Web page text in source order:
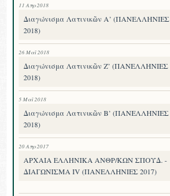
11 Απρ 2018
Διαγώνισμα Λατινικῶν Α’ (ΠΑΝΕΛΛΗΝΙΕΣ
2018)
26 Μαΐ 2018
Διαγώνισμα Λατινικῶν Ζ’ (ΠΑΝΕΛΛΗΝΙΕΣ
2018)
5 Μαΐ 2018
Διαγώνισμα Λατινικῶν Β’ (ΠΑΝΕΛΛΗΝΙΕΣ
2018)
20 Απρ 2017
ΑΡΧΑΙΑ ΕΛΛΗΝΙΚΑ ΑΝΘΡ/ΚΩΝ ΣΠΟΥΔ. -
ΔΙΑΓΩΝΙΣΜΑ IV (ΠΑΝΕΛΛΗΝΙΕΣ 2017)